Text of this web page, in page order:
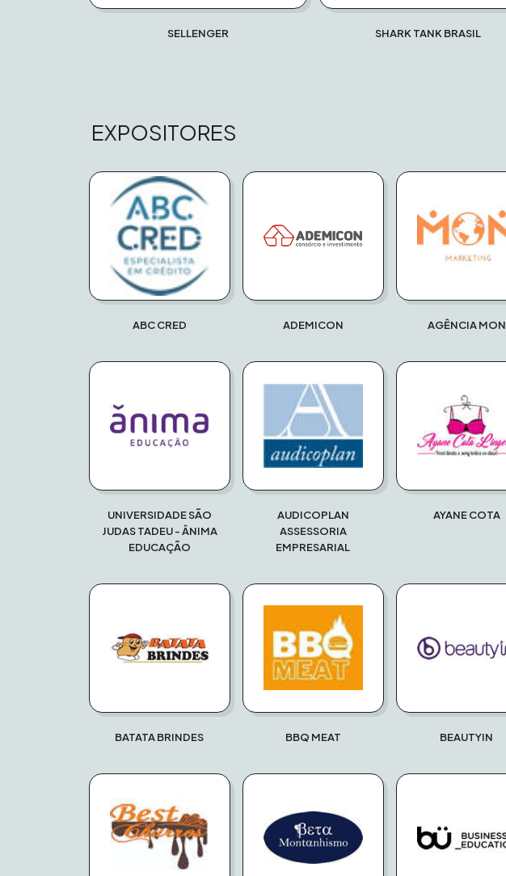
SELLENGER SHARK TANK BRASIL
EXPOSITORES
ABC CRED ADEMICON AGÊNCIA MON
UNIVERSIDADE SÃO
JUDAS TADEU - ÂNIMA
EDUCAÇÃO
AUDICOPLAN
ASSESSORIA
EMPRESARIAL
AYANE COTA
BATATA BRINDES BBQ MEAT BEAUTYIN